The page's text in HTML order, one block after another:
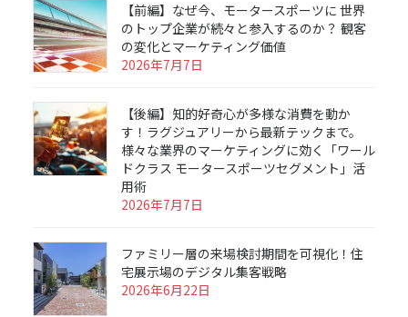
【前編】なぜ今、モータースポーツに 世界
のトップ企業が続々と参入するのか？ 観客
の変化とマーケティング価値
2026年7月7日
【後編】知的好奇心が多様な消費を動か
す！ラグジュアリーから最新テックまで。
様々な業界のマーケティングに効く「ワール
ドクラス モータースポーツセグメント」活
用術
2026年7月7日
ファミリー層の来場検討期間を可視化！住
宅展示場のデジタル集客戦略
2026年6月22日